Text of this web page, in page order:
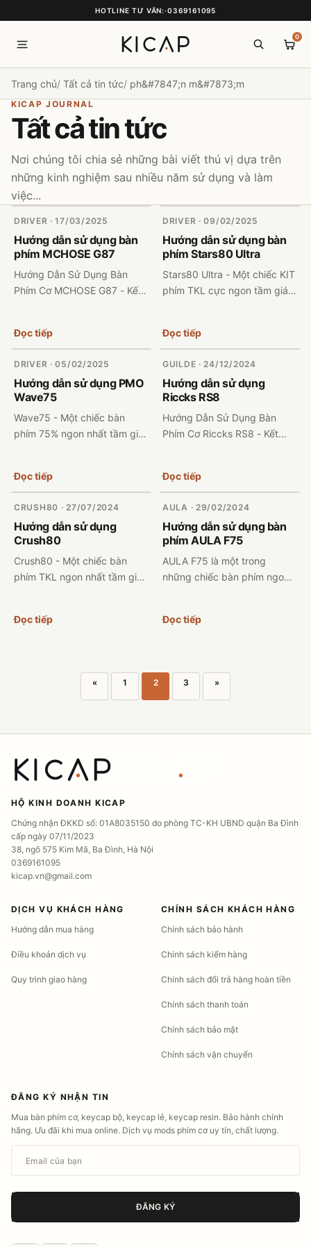
HOTLINE TƯ VẤN:·0369161095
0
Trang chủ Tất cả tin tức ph&#7847;n m&#7873;m
KICAP JOURNAL
Tất cả tin tức
Nơi chúng tôi chia sẻ những bài viết thú vị dựa trên
những kinh nghiệm sau nhiều năm sử dụng và làm
việc...
DRIVER · 17/03/2025
Hướng dẫn sử dụng bàn
phím MCHOSE G87
Hướng Dẫn Sử Dụng Bàn
Phím Cơ MCHOSE G87 - Kết
Phím MCHOSE G87 Bàn phím
Đọc tiếp
DRIVER · 09/02/2025
Hướng dẫn sử dụng bàn
phím Stars80 Ultra
Stars80 Ultra - Một chiếc KIT
phím TKL cực ngon tầm giá
bàn phím STARS80 Ultra c...
Đọc tiếp
DRIVER · 05/02/2025
Hướng dẫn sử dụng PMO
Wave75
Wave75 - Một chiếc bàn
phím 75% ngon nhất tầm giá
bàn phím WAVE75 chi tiết
Đọc tiếp
GUILDE · 24/12/2024
Hướng dẫn sử dụng
Riccks RS8
Hướng Dẫn Sử Dụng Bàn
Phím Cơ Riccks RS8 - Kết
Riccks RS8 Bàn phím cơ
Đọc tiếp
CRUSH80 · 27/07/2024
Hướng dẫn sử dụng
Crush80
Crush80 - Một chiếc bàn
phím TKL ngon nhất tầm giá
bàn phím CRUSH80 chi tiết
Đọc tiếp
AULA · 29/02/2024
Hướng dẫn sử dụng bàn
phím AULA F75
AULA F75 là một trong
những chiếc bàn phím ngon
có núm xoay tăng giảm âm
Đọc tiếp
« 1 2 3 »
HỘ KINH DOANH KICAP
Chứng nhận ĐKKD số: 01A8035150 do phòng TC-KH UBND quận Ba Đình
cấp ngày 07/11/2023
38, ngõ 575 Kim Mã, Ba Đình, Hà Nội
0369161095
kicap.vn@gmail.com
DỊCH VỤ KHÁCH HÀNG
Hướng dẫn mua hàng
Điều khoản dịch vụ
Quy trình giao hàng
CHÍNH SÁCH KHÁCH HÀNG
Chính sách bảo hành
Chính sách kiểm hàng
Chính sách đổi trả hàng hoàn tiền
Chính sách thanh toán
Chính sách bảo mật
Chính sách vận chuyển
ĐĂNG KÝ NHẬN TIN
Mua bàn phím cơ, keycap bộ, keycap lẻ, keycap resin. Bảo hành chính
hãng. Ưu đãi khi mua online. Dịch vụ mods phím cơ uy tín, chất lượng.
ĐĂNG KÝ